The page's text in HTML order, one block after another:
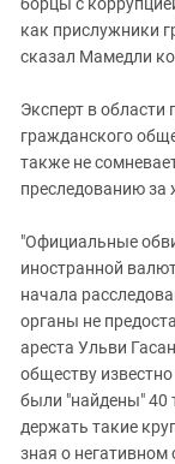
как прислужники
сказал Мамедли
Эксперт в
гражданского
также не
преследованию за
"Официальные
иностранной
начала
органы не
ареста Ульви
обществу
были "найдены" 40
держать такие
зная о негативном